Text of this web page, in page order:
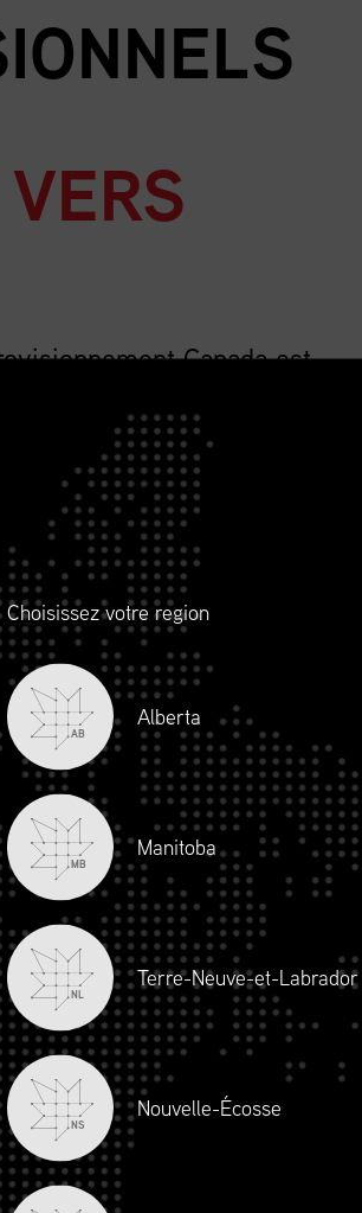
Canada est
qui ne cesse de croître, et
tous les rôles liés à la chaîne
en passant par la logistique,
la durabilité, le
Choisissez votre region
AB
Alberta
MB
Manitoba
NL
Terre-Neuve-et-Labrador
NS
Nouvelle-Écosse